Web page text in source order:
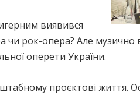
виявився
рок-опера? Але музично
оперети України.
проєктові життя.